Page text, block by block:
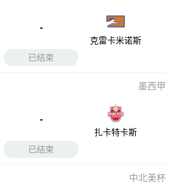
-
克雷卡米诺斯
已结束
墨西甲
-
扎卡特卡斯
已结束
中北美杯